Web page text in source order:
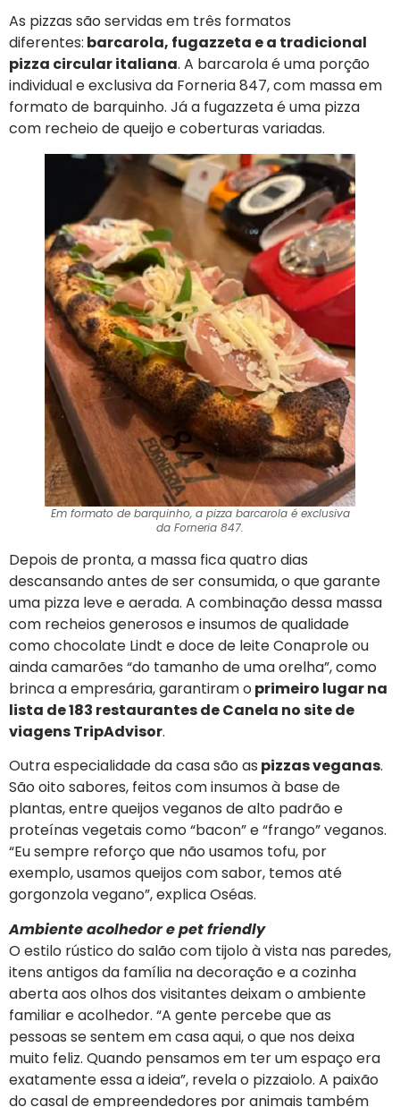
As pizzas são servidas em três formatos
diferentes: barcarola, fugazzeta e a tradicional
pizza circular italiana. A barcarola é uma porção
individual e exclusiva da Forneria 847, com massa em
formato de barquinho. Já a fugazzeta é uma pizza
com recheio de queijo e coberturas variadas.
Em formato de barquinho, a pizza barcarola é exclusiva
da Forneria 847.
Depois de pronta, a massa fica quatro dias
descansando antes de ser consumida, o que garante
uma pizza leve e aerada. A combinação dessa massa
com recheios generosos e insumos de qualidade
como chocolate Lindt e doce de leite Conaprole ou
ainda camarões “do tamanho de uma orelha”, como
brinca a empresária, garantiram oprimeiro lugar na
lista de 183 restaurantes de Canela no site de
viagens TripAdvisor.
Outra especialidade da casa são as pizzas veganas.
São oito sabores, feitos com insumos à base de
plantas, entre queijos veganos de alto padrão e
proteínas vegetais como “bacon” e “frango” veganos.
“Eu sempre reforço que não usamos tofu, por
exemplo, usamos queijos com sabor, temos até
gorgonzola vegano”, explica Oséas.
Ambiente acolhedor e pet friendly
O estilo rústico do salão com tijolo à vista nas paredes,
itens antigos da família na decoração e a cozinha
aberta aos olhos dos visitantes deixam o ambiente
familiar e acolhedor. “A gente percebe que as
pessoas se sentem em casa aqui, o que nos deixa
muito feliz. Quando pensamos em ter um espaço era
exatamente essa a ideia”, revela o pizzaiolo. A paixão
do casal de empreendedores por animais também